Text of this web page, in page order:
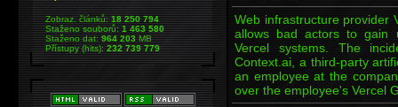
Web infrastructure provider
allows bad actors to gain
Vercel systems. The
Context.ai, a third-party
an employee at the
over the employee's Vercel
Zobraz. článků:18 250 794
Staženo souborů:1 463 580
Staženo dat:964 203MB
Přístupy (hits):232 739 779